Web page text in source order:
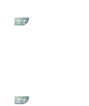
歴史
歴史